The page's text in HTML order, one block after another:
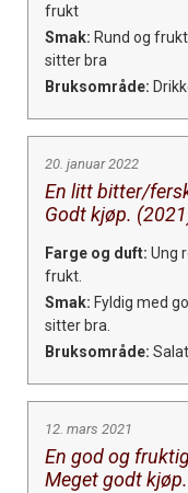
frukt
Smak: Rund og
sitter bra
Bruksområde:
20. januar 2022
En litt bitter/
Godt kjøp.
Farge og duft: Ung
frukt.
Smak: Fyldig med
sitter bra.
Bruksområde:
12. mars 2021
En god og
Meget godt